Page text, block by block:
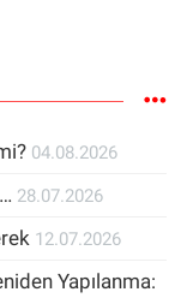
04.08.2026
28.07.2026
12.07.2026
Yapılanma: